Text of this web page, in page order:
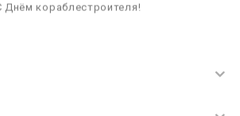
Днём кораблестроителя!